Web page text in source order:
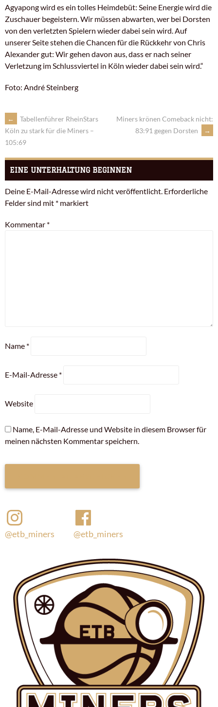
Agyapong wird es ein tolles Heimdebüt: Seine Energie wird die
Zuschauer begeistern. Wir müssen abwarten, wer bei Dorsten
von den verletzten Spielern wieder dabei sein wird. Auf
unserer Seite stehen die Chancen für die Rückkehr von Chris
Alexander gut: Wir gehen davon aus, dass er nach seiner
Verletzung im Schlussviertel in Köln wieder dabei sein wird.“
Foto: André Steinberg
←
Tabellenführer RheinStars
Köln zu stark für die Miners –
105:69
Miners krönen Comeback nicht:
83:91 gegen Dorsten
→
EINE UNTERHALTUNG BEGINNEN
Deine E-Mail-Adresse wird nicht veröffentlicht. Erforderliche
Felder sind mit * markiert
Kommentar *
Name *
E-Mail-Adresse *
Website
Name, E-Mail-Adresse und Website in diesem Browser für
meinen nächsten Kommentar speichern.
@etb_miners @etb_miners